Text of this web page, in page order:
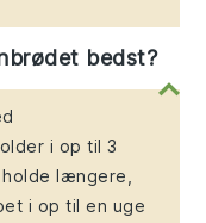
bedst?
i op til 3
længere,
i op til en uge